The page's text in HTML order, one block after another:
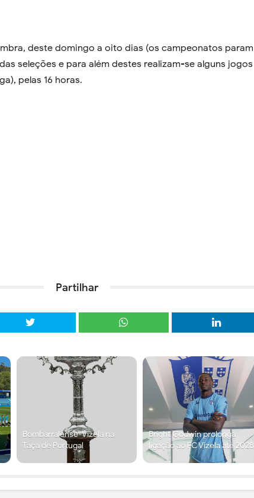
deste domingo a oito dias (os campeonatos param
seleções e para além destes realizam-se alguns jogos
pelas 16 horas.
Partilhar
Bombarralense-Vizela na
Taça de Portugal
Bright Godwin prolonga
ligação ao FC Vizela até 2028